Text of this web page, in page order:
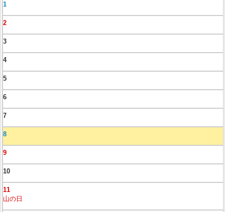
1
2
3
4
5
6
7
8
9
10
11
山の日